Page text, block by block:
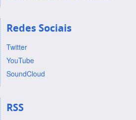
Redes Sociais
Twitter
YouTube
SoundCloud
RSS